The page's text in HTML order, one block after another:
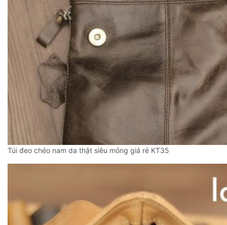
Túi đeo chéo nam da thật siêu mỏng giá rẻ KT35